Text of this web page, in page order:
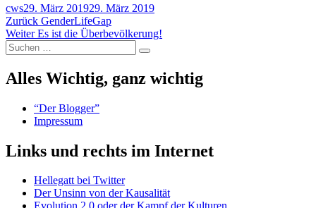
Autor
cwsVeröffentlicht
am
29. März 201929. März 2019
Beitragsnavigation
Zurück Vorheriger
Beitrag:
GenderLifeGap
Weiter Nächster
Beitrag:
Es ist die Überbevölkerung!
Suchen
nach:
Suchen
Alles Wichtig, ganz wichtig
“Der Blogger”
Impressum
Links und rechts im Internet
Hellegatt bei Twitter
Der Unsinn von der Kausalität